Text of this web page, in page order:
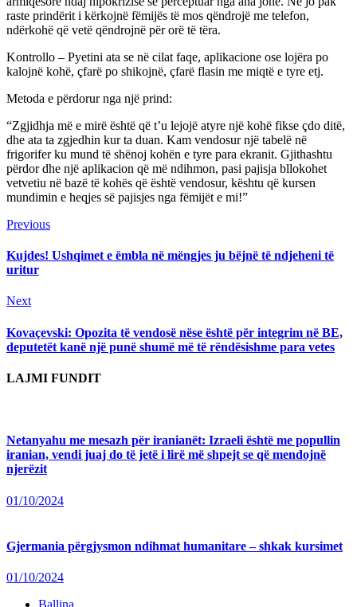
raste prindërit i kërkojnë fëmijës të mos qëndrojë me telefon,
ndërkohë që vetë qëndrojnë për orë të tëra.
Kontrollo – Pyetini ata se në cilat faqe, aplikacione ose lojëra po
kalojnë kohë, çfarë po shikojnë, çfarë flasin me miqtë e tyre etj.
Metoda e përdorur nga një prind:
“Zgjidhja më e mirë është që t’u lejojë atyre një kohë fikse çdo ditë,
dhe ata ta zgjedhin kur ta duan. Kam vendosur një tabelë në
frigorifer ku mund të shënoj kohën e tyre para ekranit. Gjithashtu
përdor dhe një aplikacion që më ndihmon, pasi pajisja bllokohet
vetvetiu në bazë të kohës që është vendosur, kështu që kursen
mundimin e heqjes së pajisjes nga fëmijët e mi!”
Continue
Reading
PreviousPrevious
Kujdes! Ushqimet e ëmbla në mëngjes ju bëjnë të ndjeheni të
uritur
NextNext
Kovaçevski: Opozita të vendosë nëse është për integrim në BE,
deputetët kanë një punë shumë më të rëndësishme para vetes
LAJMI FUNDIT
Netanyahu me mesazh për iranianët: Izraeli është me popullin
iranian, vendi juaj do të jetë i lirë më shpejt se që mendojnë
njerëzit
01/10/2024
Gjermania përgjysmon ndihmat humanitare – shkak kursimet
01/10/2024